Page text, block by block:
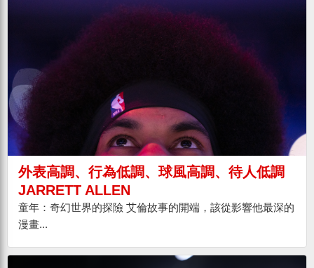
外表高調、行為低調、球風高調、待人低調
JARRETT ALLEN
童年：奇幻世界的探險 艾倫故事的開端，該從影響他最深的
漫畫...